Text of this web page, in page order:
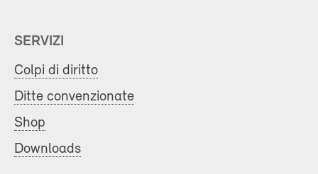
SERVIZI
Colpi di diritto
Ditte convenzionate
Shop
Downloads